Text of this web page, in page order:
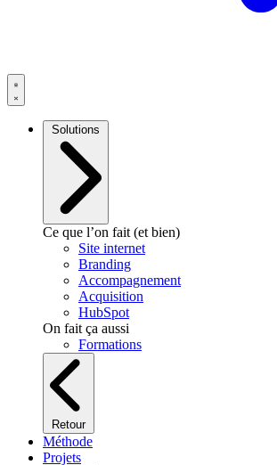
Solutions
Ce que l’on fait (et bien)
Site internet
Branding
Accompagnement
Acquisition
HubSpot
On fait ça aussi
Formations
Retour
Méthode
Projets